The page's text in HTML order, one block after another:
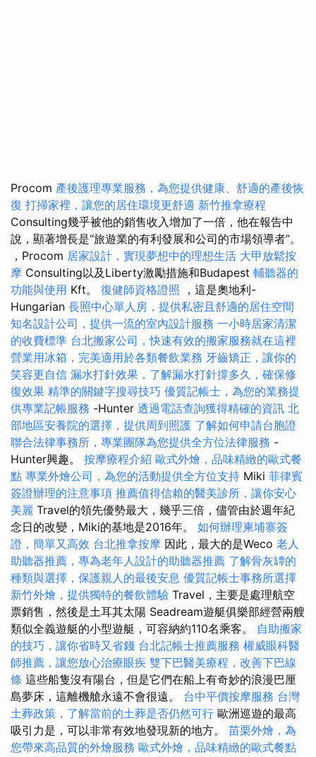
Procom 產後護理專業服務，為您提供健康、舒適的產後恢
復 打掃家裡，讓您的居住環境更舒適 新竹推拿療程
Consulting幾乎被他的銷售收入增加了一倍，他在報告中
說，顯著增長是“旅遊業的有利發展和公司的市場領導者”。
，Procom 居家設計，實現夢想中的理想生活 大甲放鬆按
摩 Consulting以及Liberty激勵措施和Budapest 輔聽器的
功能與使用 Kft。 復健師資格證照
，這是奧地利-
Hungarian 長照中心單人房，提供私密且舒適的居住空間
知名設計公司，提供一流的室內設計服務 一小時居家清潔
的收費標準 台北搬家公司，快速有效的搬家服務就在這裡
營業用冰箱，完美適用於各類餐飲業務 牙齒矯正，讓你的
笑容更自信 漏水打針效果，了解漏水打針撐多久，確保修
復效果 精準的關鍵字搜尋技巧 優質記帳士，為您的業務提
供專業記帳服務 -Hunter 透過電話查詢獲得精確的資訊 北
部地區安養院的選擇，提供周到照護 了解如何申請台胞證
聯合法律事務所，專業團隊為您提供全方位法律服務 -
Hunter興趣。 按摩療程介紹 歐式外燴，品味精緻的歐式餐
點 專業外燴公司，為您的活動提供全方位支持 Miki 菲律賓
簽證辦理的注意事項 推薦值得信賴的醫美診所，讓你安心
美麗 Travel的領先優勢最大，幾乎三倍，儘管由於週年紀
念日的改變，Miki的基地是2016年。 如何辦理柬埔寨簽
證，簡單又高效 台北推拿按摩 因此，最大的是Weco 老人
助聽器推薦，專為老年人設計的助聽器推薦 了解骨灰罈的
種類與選擇，保護親人的最後安息 優質記帳士事務所選擇
新竹外燴，提供獨特的餐飲體驗 Travel，主要是處理航空
票銷售，然後是土耳其太陽 Seadream遊艇俱樂部經營兩艘
類似全義遊艇的小型遊艇，可容納約110名乘客。 自助搬家
的技巧，讓你省時又省錢 台北記帳士推薦服務 權威眼科醫
師推薦，讓您放心治療眼疾 雙下巴醫美療程，改善下巴線
條 這些船隻沒有陽台，但是它們在船上有奇妙的浪漫巴厘
島夢床，這離機艙永遠不會很遠。 台中平價按摩服務 台灣
土葬政策，了解當前的土葬是否仍然可行 歐洲巡遊的最高
吸引力是，可以非常有效地發現新的地方。 苗栗外燴，為
您帶來高品質的外燴服務 歐式外燴，品味精緻的歐式餐點